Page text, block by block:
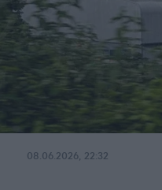
08.06.2026, 22:32